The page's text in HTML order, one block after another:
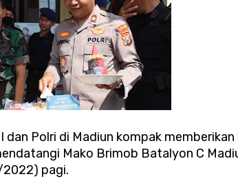
dan Polri di Madiun kompak
Mako Brimob Batalyon C
2022) pagi.